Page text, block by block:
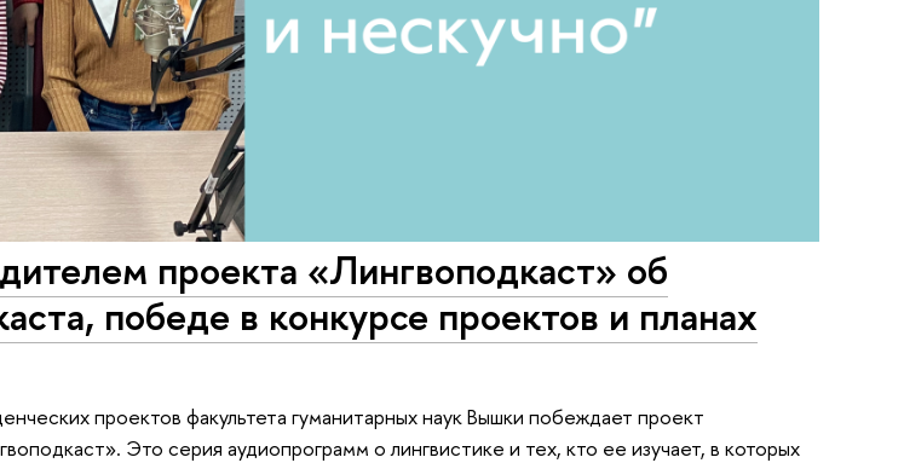
проекта «Лингвоподкаст» об
победе в конкурсе проектов и планах
проектов факультета гуманитарных наук Вышки побеждает проект
Это серия аудиопрограмм о лингвистике и тех, кто ее изучает, в которых